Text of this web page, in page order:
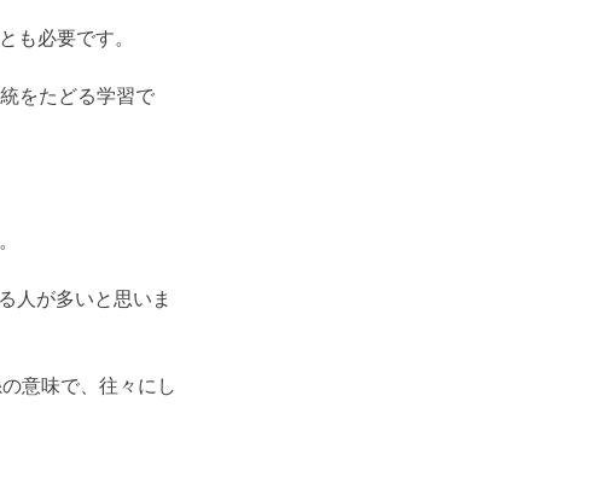
も必要です。
をたどる学習で
人が多いと思いま
意味で、往々にし